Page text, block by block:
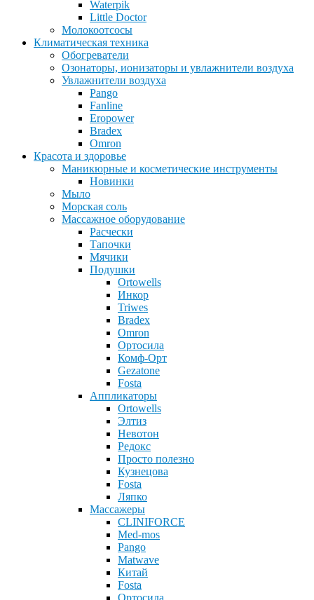
Waterpik
Little Doctor
Молокоотсосы
Климатическая техника
Обогреватели
Озонаторы, ионизаторы и увлажнители воздуха
Увлажнители воздуха
Pango
Fanline
Eropower
Bradex
Omron
Красота и здоровье
Маникюрные и косметические инструменты
Новинки
Мыло
Морская соль
Массажное оборудование
Расчески
Тапочки
Мячики
Подушки
Ortowells
Инкор
Triwes
Bradex
Omron
Ортосила
Комф-Орт
Gezatone
Fosta
Аппликаторы
Ortowells
Элтиз
Невотон
Редокс
Просто полезно
Кузнецова
Fosta
Ляпко
Массажеры
CLINIFORCE
Med-mos
Pango
Matwave
Китай
Fosta
Ортосила